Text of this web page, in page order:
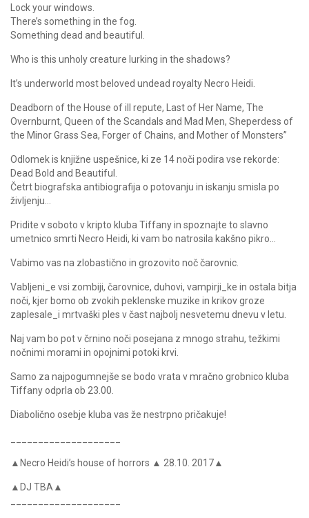
Lock your windows.
There’s something in the fog.
Something dead and beautiful.
Who is this unholy creature lurking in the shadows?
It’s underworld most beloved undead royalty Necro Heidi.
Deadborn of the House of ill repute, Last of Her Name, The
Overnburnt, Queen of the Scandals and Mad Men, Sheperdess of
the Minor Grass Sea, Forger of Chains, and Mother of Monsters”
Odlomek is knjižne uspešnice, ki ze 14 noči podira vse rekorde:
Dead Bold and Beautiful.
Četrt biografska antibiografija o potovanju in iskanju smisla po
življenju…
Pridite v soboto v kripto kluba Tiffany in spoznajte to slavno
umetnico smrti Necro Heidi, ki vam bo natrosila kakšno pikro…
Vabimo vas na zlobastično in grozovito noč čarovnic.
Vabljeni_e vsi zombiji, čarovnice, duhovi, vampirji_ke in ostala bitja
noči, kjer bomo ob zvokih peklenske muzike in krikov groze
zaplesale_i mrtvaški ples v čast najbolj nesvetemu dnevu v letu.
Naj vam bo pot v črnino noči posejana z mnogo strahu, težkimi
nočnimi morami in opojnimi potoki krvi.
Samo za najpogumnejše se bodo vrata v mračno grobnico kluba
Tiffany odprla ob 23.00.
Diabolično osebje kluba vas že nestrpno pričakuje!
▲Necro Heidi’s house of horrors ▲ 28.10. 2017▲
▲DJ TBA▲